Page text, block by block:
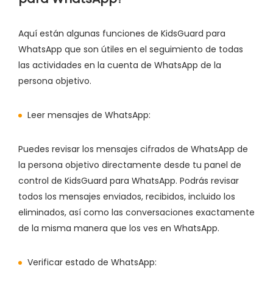
Aquí están algunas funciones de KidsGuard para
WhatsApp que son útiles en el seguimiento de todas
las actividades en la cuenta de WhatsApp de la
persona objetivo.
Leer mensajes de WhatsApp:
Puedes revisar los mensajes cifrados de WhatsApp de
la persona objetivo directamente desde tu panel de
control de KidsGuard para WhatsApp. Podrás revisar
todos los mensajes enviados, recibidos, incluido los
eliminados, así como las conversaciones exactamente
de la misma manera que los ves en WhatsApp.
Verificar estado de WhatsApp: